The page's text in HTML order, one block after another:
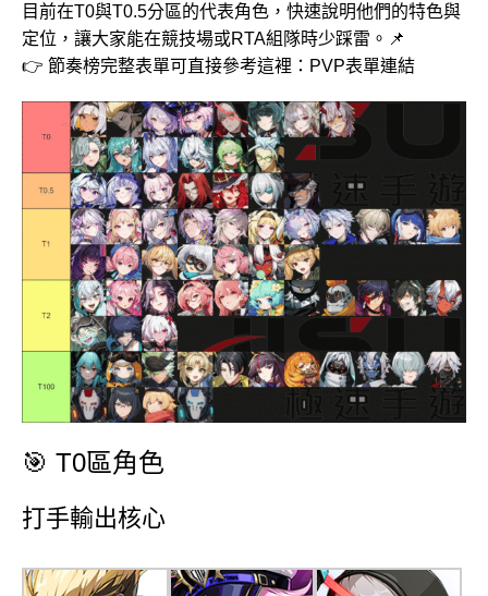
目前在T0與T0.5分區的代表角色，快速說明他們的特色與
定位，讓大家能在競技場或RTA組隊時少踩雷。📌
👉 節奏榜完整表單可直接參考這裡： PVP表單連結
🎯 T0區角色
打手輸出核心